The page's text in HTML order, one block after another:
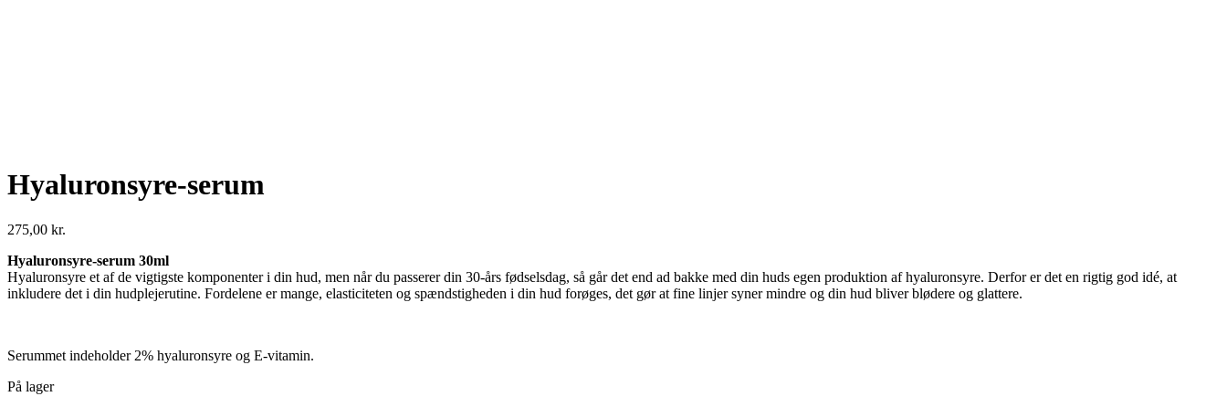
Hyaluronsyre-serum
275,00 kr.
Hyaluronsyre-serum 30ml
Hyaluronsyre et af de vigtigste komponenter i din hud, men når du passerer din 30-års fødselsdag, så går det end ad bakke med din huds egen produktion af hyaluronsyre. Derfor er det en rigtig god idé, at
inkludere det i din hudplejerutine. Fordelene er mange, elasticiteten og spændstigheden i din hud forøges, det gør at fine linjer syner mindre og din hud bliver blødere og glattere.
Serummet indeholder 2% hyaluronsyre og E-vitamin.
På lager